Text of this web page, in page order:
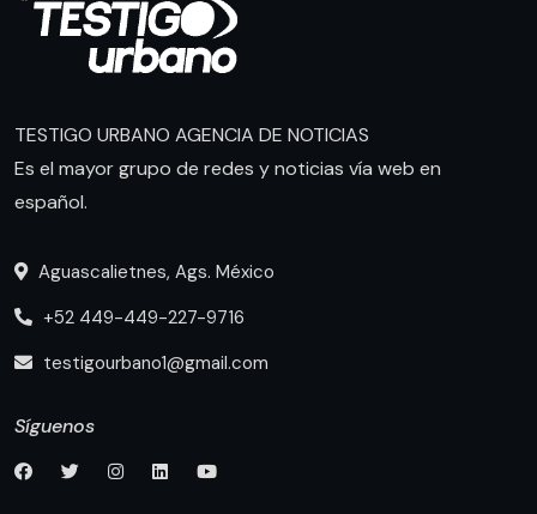
TESTIGO URBANO AGENCIA DE NOTICIAS
Es el mayor grupo de redes y noticias vía web en
español.
Aguascalietnes, Ags. México
+52 449-449-227-9716
testigourbano1@gmail.com
Síguenos